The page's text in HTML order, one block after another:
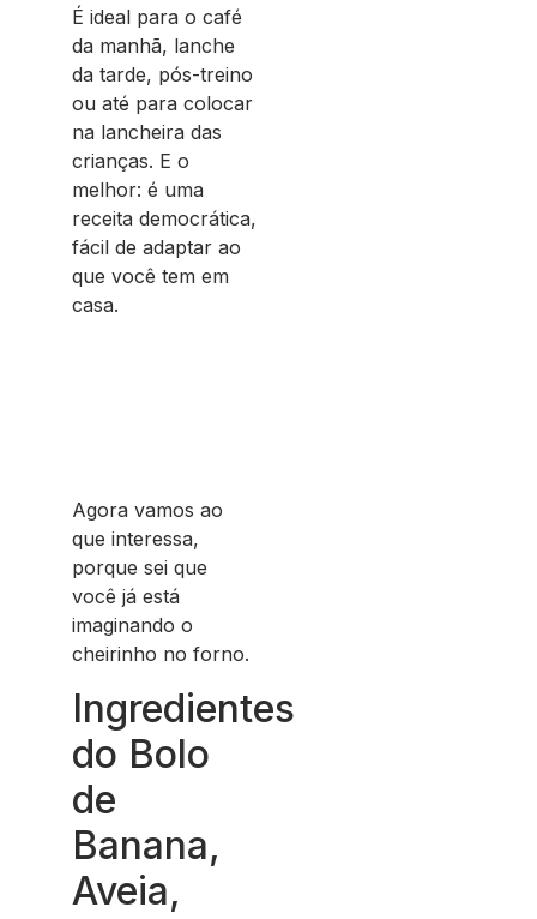
É ideal para o café
da manhã, lanche
da tarde, pós-treino
ou até para colocar
na lancheira das
crianças. E o
melhor: é uma
receita democrática,
fácil de adaptar ao
que você tem em
casa.
Agora vamos ao
que interessa,
porque sei que
você já está
imaginando o
cheirinho no forno.
Ingredientes
do Bolo
de
Banana,
Aveia,